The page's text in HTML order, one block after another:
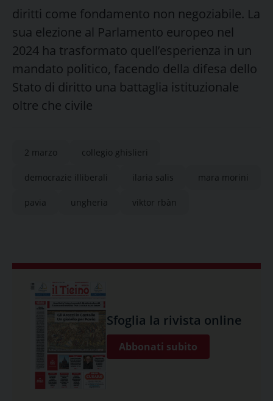
diritti come fondamento non negoziabile. La
sua elezione al Parlamento europeo nel
2024 ha trasformato quell’esperienza in un
mandato politico, facendo della difesa dello
Stato di diritto una battaglia istituzionale
oltre che civile
2 marzo collegio ghislieri
democrazie illiberali ilaria salis mara morini
pavia ungheria viktor rbàn
Sfoglia la rivista online
Abbonati subito